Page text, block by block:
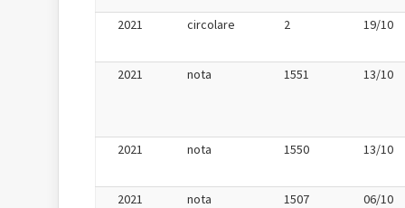
2021 circolare 2 19/10
2021 nota 1551 13/10
2021 nota 1550 13/10
2021 nota 1507 06/10